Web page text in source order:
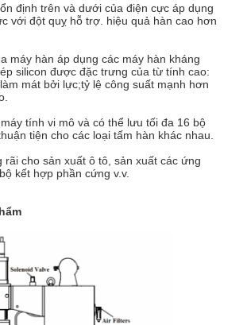
lượng
tôi
định trên và dưới của điện cực áp dụng
với đột quỵ hỗ trợ. hiệu quả hàn cao hơn
máy hàn áp dụng các máy hàn kháng
silicon được đặc trưng của từ tính cao:
mát bởi lực;tỷ lệ công suất mạnh hơn
tính vi mô và có thể lưu tối đa 16 bộ
tiện cho các loại tấm hàn khác nhau.
rãi cho sản xuất ô tô, sản xuất các ứng
kết hợp phần cứng v.v.